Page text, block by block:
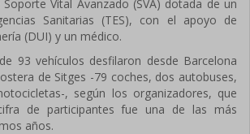
Vital Avanzado (SVA) dotada de un
Sanitarias (TES), con el apoyo de
(DUI) y un médico.
93 vehículos desfilaron desde Barcelona
de Sitges -79 coches, dos autobuses,
, según los organizadores, que
de participantes fue una de las más
años.